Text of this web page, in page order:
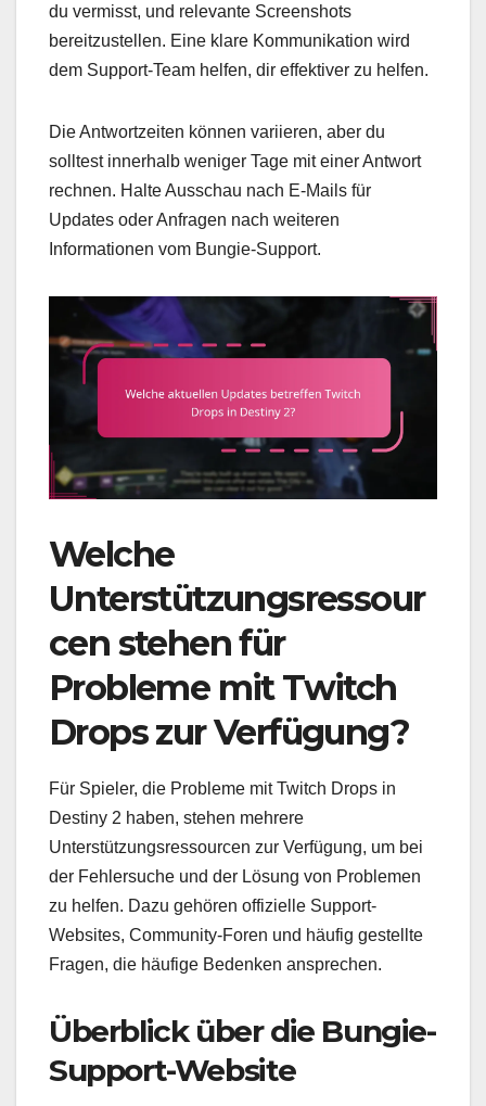
du vermisst, und relevante Screenshots
bereitzustellen. Eine klare Kommunikation wird
dem Support-Team helfen, dir effektiver zu helfen.
Die Antwortzeiten können variieren, aber du
solltest innerhalb weniger Tage mit einer Antwort
rechnen. Halte Ausschau nach E-Mails für
Updates oder Anfragen nach weiteren
Informationen vom Bungie-Support.
Welche
Unterstützungsressour
cen stehen für
Probleme mit Twitch
Drops zur Verfügung?
Für Spieler, die Probleme mit Twitch Drops in
Destiny 2 haben, stehen mehrere
Unterstützungsressourcen zur Verfügung, um bei
der Fehlersuche und der Lösung von Problemen
zu helfen. Dazu gehören offizielle Support-
Websites, Community-Foren und häufig gestellte
Fragen, die häufige Bedenken ansprechen.
Überblick über die Bungie-
Support-Website